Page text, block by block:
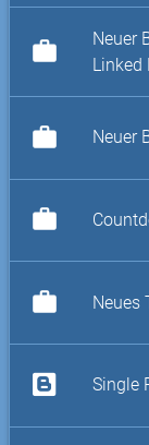
work
Neuer
Linked
work Neuer
work
work Neues
Single